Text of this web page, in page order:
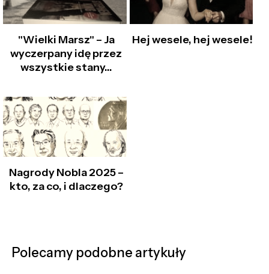
"Wielki Marsz" – Ja
wyczerpany idę przez
wszystkie stany…
Hej wesele, hej wesele!
Nagrody Nobla 2025 –
kto, za co, i dlaczego?
Polecamy podobne artykuły